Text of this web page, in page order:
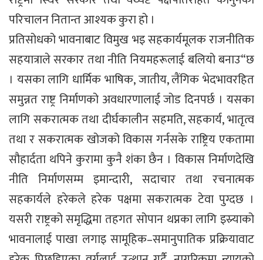
परिचालन नितान्त आश्यक कुरा हो ।
प्रतिसोधको भावनाबाट विमुख भइ सहकार्यमूलक राजनीतिक
सहयात्राले सरकार तथा नीति नियमहरूलाई बलियो बनाउ“छ
। यसका लागि धार्मिक भाषिक, जातीय, लैंगिक भेदभावरहित
समुन्नत राष्ट्र निर्माणको अवधारणालाई जोड दिनपर्छ । यसका
लागि सकरात्मक तथा दीर्घकालीन सहमति, सहकार्य, भातृत्व
तथा र सकरात्मक खोजको विकास गर्नसके राष्ट्रिय एकतामा
सौहार्दता थपिने कुरामा कुनै शंका छैन । विकास निर्माणदेखि
नीति निर्माणसम्म इमान्दारी, सदाचार तथा रचनात्मक
सहकार्यले हरेकले हरेक पक्षमा सकरात्मक टेवा पुग्दछ ।
यसरी राष्ट्रको समृद्धिमा तहगत सोपान थप्नका लागि इस्र्याको
भावनालाई पाखा लगाइ सामूहिक–समानुपातिक प्रक्रियावाट